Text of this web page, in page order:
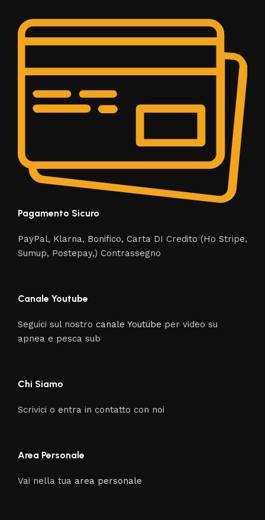
Pagamento Sicuro
PayPal, Klarna, Bonifico, Carta DI Credito (Ho Stripe,
Sumup, Postepay,) Contrassegno
Canale Youtube
Seguici sul nostro canale Youtube per video su
apnea e pesca sub
Chi Siamo
Scrivici o entra in contatto con noi
Area Personale
Vai nella tua area personale